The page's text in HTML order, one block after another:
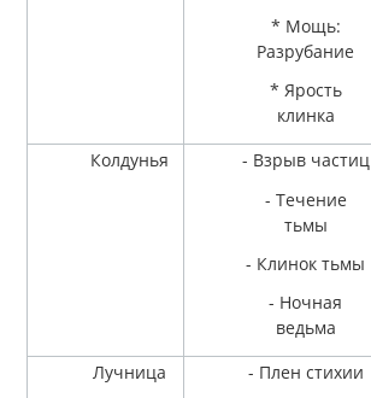
* Мощь:
Разрубание
* Ярость
клинка
Колдунья
- Взрыв частиц
- Течение
тьмы
- Клинок тьмы
- Ночная
ведьма
Лучница
- Плен стихии